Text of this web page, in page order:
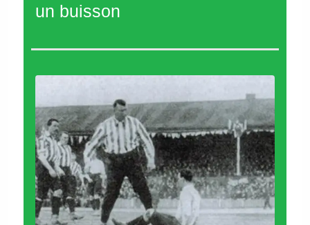
un buisson